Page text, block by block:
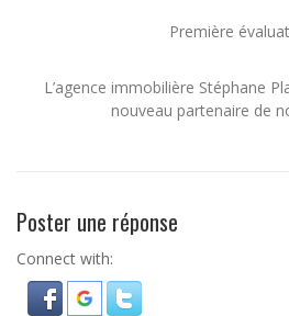
Première
L’agence immobilière Stéphane
nouveau partenaire de
Poster une réponse
Connect with: